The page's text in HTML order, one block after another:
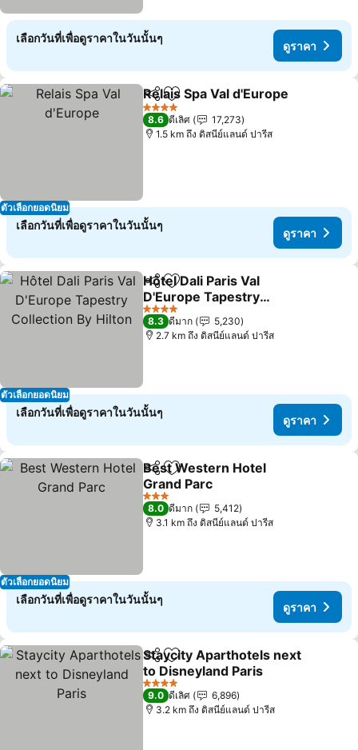
เลือกวันที่เพื่อดูราคาในวันนั้นๆ
ดูราคา
ตัวเลือกยอดนิยม
แชร์ เพิ่มในรายการโปรด
Relais Spa Val d'Europe
4 ดาว
8.6 ดีเลิศ
17,273
1.5 km ถึง ดิสนีย์แลนด์ ปารีส
เลือกวันที่เพื่อดูราคาในวันนั้นๆ
ดูราคา
ตัวเลือกยอดนิยม
แชร์ เพิ่มในรายการโปรด
Hôtel Dali Paris Val
D'Europe Tapestry
Collection By Hilton
ดูราคา
4 ดาว
8.3 ดีมาก
5,230
2.7 km ถึง ดิสนีย์แลนด์ ปารีส
เลือกวันที่เพื่อดูราคาในวันนั้นๆ
ดูราคา
ตัวเลือกยอดนิยม
แชร์ เพิ่มในรายการโปรด
Best Western Hotel
Grand Parc
ดูราคา
3 ดาว
8.0 ดีมาก
5,412
3.1 km ถึง ดิสนีย์แลนด์ ปารีส
เลือกวันที่เพื่อดูราคาในวันนั้นๆ
ดูราคา
แชร์ เพิ่มในรายการโปรด
Staycity Aparthotels next
to Disneyland Paris
ดูราคา
4 ดาว
9.0 ดีเลิศ
6,896
3.2 km ถึง ดิสนีย์แลนด์ ปารีส